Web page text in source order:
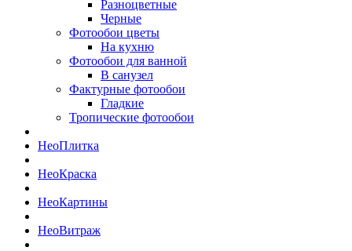
Разноцветные
Черные
Фотообои цветы
На кухню
Фотообои для ванной
В санузел
Фактурные фотообои
Гладкие
Тропические фотообои
НеоПлитка
НеоКраска
НеоКартины
НеоВитраж